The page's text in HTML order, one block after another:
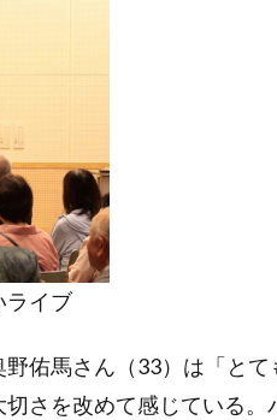
ライブ
佑馬さん（33）は「とて
さを改めて感じている。